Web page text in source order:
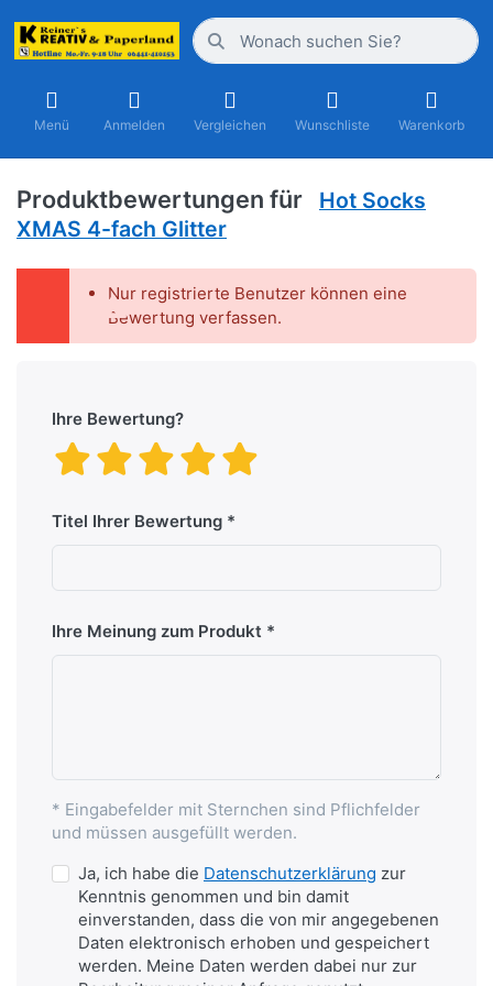
Menü Anmelden Vergleichen Wunschliste Warenkorb
Produktbewertungen für
Hot Socks
XMAS 4-fach Glitter
Nur registrierte Benutzer können eine
Bewertung verfassen.
Ihre Bewertung?
Titel Ihrer Bewertung
Ihre Meinung zum Produkt
* Eingabefelder mit Sternchen sind Pflichfelder
und müssen ausgefüllt werden.
Ja, ich habe die Datenschutzerklärung zur
Kenntnis genommen und bin damit
einverstanden, dass die von mir angegebenen
Daten elektronisch erhoben und gespeichert
werden. Meine Daten werden dabei nur zur